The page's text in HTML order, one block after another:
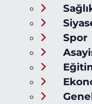
Spor